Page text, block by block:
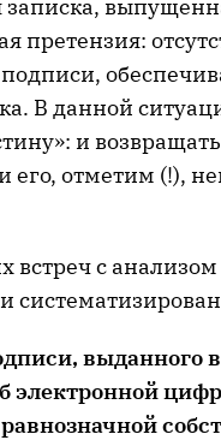
записка,
претензия:
В данной
и
отметим (!),
встреч с
выданного
электронной